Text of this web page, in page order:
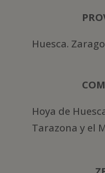
Huesca.
Hoya de
Tarazona y el